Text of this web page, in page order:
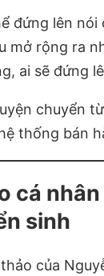
đứng lên nói
mở rộng ra
ai sẽ đứng
chuyển
thống bán
cá
sinh
của